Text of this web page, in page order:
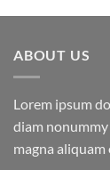
ABOUT US
Lorem ipsum
diam
magna